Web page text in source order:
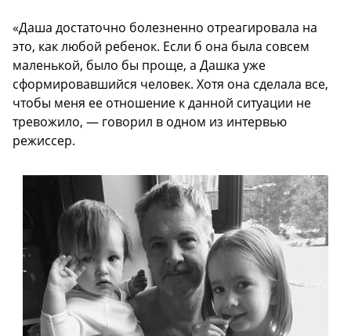
«Даша достаточно болезненно отреагировала на
это, как любой ребенок. Если б она была совсем
маленькой, было бы проще, а Дашка уже
сформировавшийся человек. Хотя она сделала все,
чтобы меня ее отношение к данной ситуации не
тревожило, — говорил в одном из интервью
режиссер.